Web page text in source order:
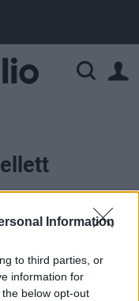
Information
to third parties, or
information for
below opt-out
0.9%-os